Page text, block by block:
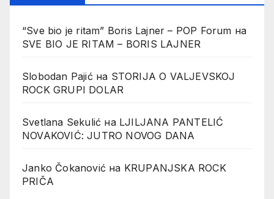
“Sve bio je ritam” Boris Lajner – POP Forum на
SVE BIO JE RITAM – BORIS LAJNER
Slobodan Pajićна STORIJA O VALJEVSKOJ
ROCK GRUPI DOLAR
Svetlana Sekulić на LJILJANA PANTELIĆ
NOVAKOVIĆ: JUTRO NOVOG DANA
Janko Čokanović на KRUPANJSKA ROCK
PRIČA